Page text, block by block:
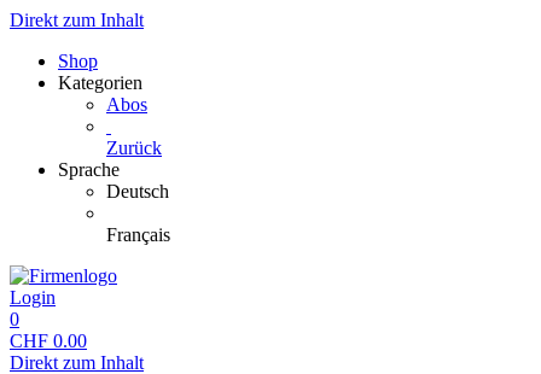
Direkt zum Inhalt
Shop
Kategorien
Abos
Zurück
Sprache
Deutsch
Français
Login
0
CHF 0.00
Direkt zum Inhalt